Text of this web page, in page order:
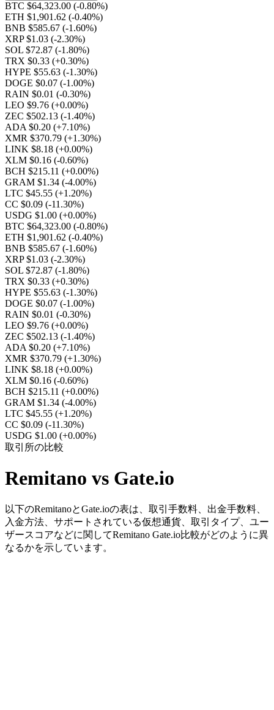
BTC $64,323.00 (-0.80%)
ETH $1,901.62 (-0.40%)
BNB $585.67 (-1.60%)
XRP $1.03 (-2.30%)
SOL $72.87 (-1.80%)
TRX $0.33 (+0.30%)
HYPE $55.63 (-1.30%)
DOGE $0.07 (-1.00%)
RAIN $0.01 (-0.30%)
LEO $9.76 (+0.00%)
ZEC $502.13 (-1.40%)
ADA $0.20 (+7.10%)
XMR $370.79 (+1.30%)
LINK $8.18 (+0.00%)
XLM $0.16 (-0.60%)
BCH $215.11 (+0.00%)
GRAM $1.34 (-4.00%)
LTC $45.55 (+1.20%)
CC $0.09 (-11.30%)
USDG $1.00 (+0.00%)
BTC $64,323.00 (-0.80%)
ETH $1,901.62 (-0.40%)
BNB $585.67 (-1.60%)
XRP $1.03 (-2.30%)
SOL $72.87 (-1.80%)
TRX $0.33 (+0.30%)
HYPE $55.63 (-1.30%)
DOGE $0.07 (-1.00%)
RAIN $0.01 (-0.30%)
LEO $9.76 (+0.00%)
ZEC $502.13 (-1.40%)
ADA $0.20 (+7.10%)
XMR $370.79 (+1.30%)
LINK $8.18 (+0.00%)
XLM $0.16 (-0.60%)
BCH $215.11 (+0.00%)
GRAM $1.34 (-4.00%)
LTC $45.55 (+1.20%)
CC $0.09 (-11.30%)
USDG $1.00 (+0.00%)
取引所の比較
Remitano vs Gate.io
以下のRemitanoとGate.ioの表は、取引手数料、出金手数料、
入金方法、サポートされている仮想通貨、取引タイプ、ユー
ザースコアなどに関してRemitano Gate.io比較がどのように異
なるかを示しています。